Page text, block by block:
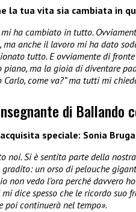
la tua vita sia cambiata in
ha cambiato in tutto.
anche il lavoro mi ha dato
tutto. E ovviamente di
piano, ma la gioia di diventare
Carlo, come va?” ma tutti mi
di Ballando
speciale: Sonia
noi. Si è sentita parte della
un orso di pelouche
non vedo l’ora perché davvero
dice spesso che le ricordo suo
poi continuerà nel tempo».